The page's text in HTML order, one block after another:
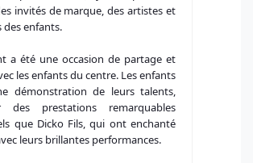
invités de marque, des artistes et
des enfants.
a été une occasion de partage et
les enfants du centre. Les enfants
démonstration de leurs talents,
des prestations remarquables
que Dicko Fils, qui ont enchanté
leurs brillantes performances.